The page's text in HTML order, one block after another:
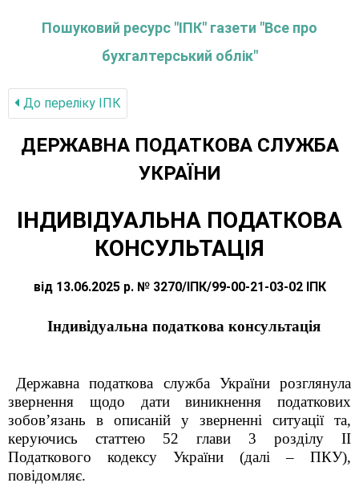
Пошуковий ресурс "ІПК" газети "Все про
бухгалтерський облік"
До переліку IПК
ДЕРЖАВНА ПОДАТКОВА СЛУЖБА
УКРАЇНИ
ІНДИВІДУАЛЬНА ПОДАТКОВА
КОНСУЛЬТАЦІЯ
від 13.06.2025 р. № 3270/ІПК/99-00-21-03-02 ІПК
Індивідуальна податкова консультація
Державна податкова служба України розглянула
звернення щодо дати виникнення податкових
зобовʼязань в описаній у зверненні ситуації та,
керуючись статтею 52 глави 3 розділу ІІ
Податкового кодексу України (далі – ПКУ),
повідомляє.